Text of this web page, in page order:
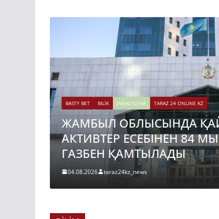
BASTY BET BILİK JAŃALYQTAR TARAZ 24 ONLINE KZ
ЖАМБЫЛ ОБЛЫСЫНДА
АКТИВТЕР ЕСЕБІНЕН 84
ГАЗБЕН ҚАМТЫЛАДЫ
04.08.2026 taraz24kz_news
BASTY BET
TARAZ 24 ONLINE KZ